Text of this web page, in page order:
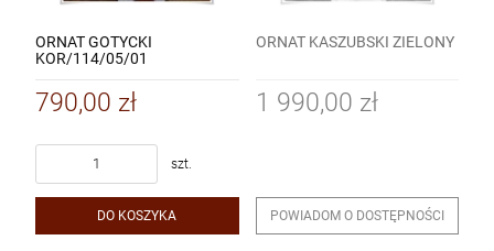
ORNAT GOTYCKI
KOR/114/05/01
790,00 zł
szt.
DO KOSZYKA
ORNAT KASZUBSKI ZIELONY
1 990,00 zł
POWIADOM O DOSTĘPNOŚCI